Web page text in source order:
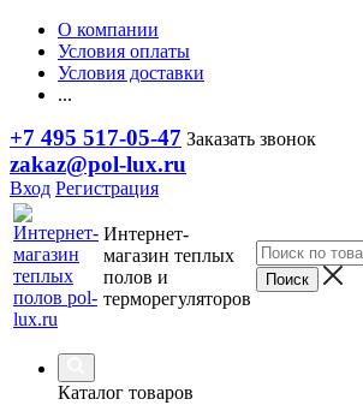
О компании
Условия оплаты
Условия доставки
...
+7 495 517-05-47 Заказать звонок
zakaz@pol-lux.ru
Вход Регистрация
Интернет-
магазин теплых
полов и
терморегуляторов
Каталог товаров